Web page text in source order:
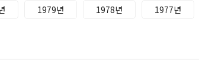
1979년 1978년 1977년